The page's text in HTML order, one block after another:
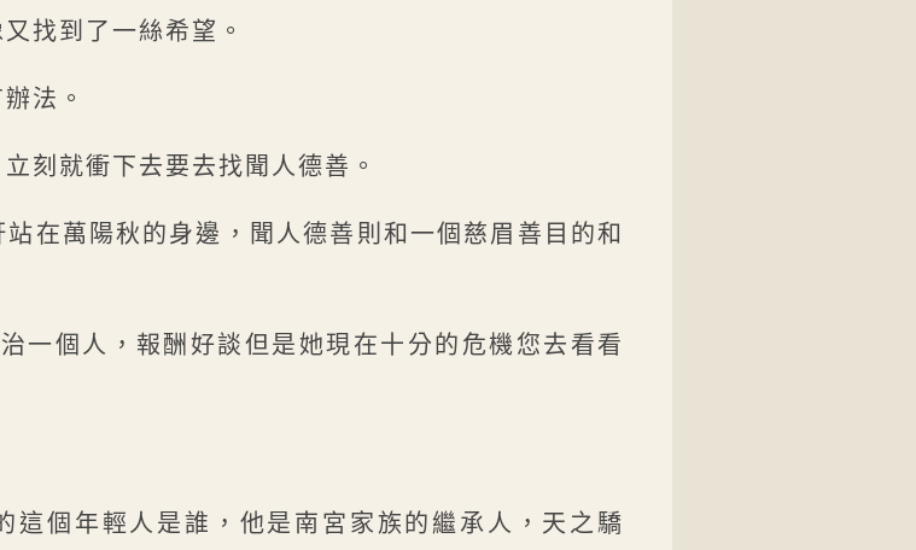
找到了一絲希望。
法。
刻就衝下去要去找聞人德善。
在萬陽秋的身邊，聞人德善則和一個慈眉善目的和
一個人，報酬好談但是她現在十分的危機您去看看
這個年輕人是誰，他是南宮家族的繼承人，天之驕